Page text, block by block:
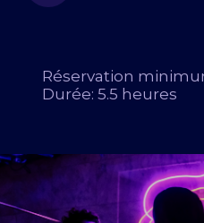
Réservation
Durée: 5.5 heures